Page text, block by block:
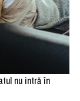
nu intră în